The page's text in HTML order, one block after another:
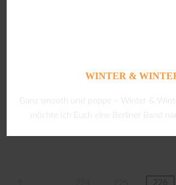
WINTER &
Ganz smooth und poppy – Winter &
möchte ich Euch eine Berliner Band